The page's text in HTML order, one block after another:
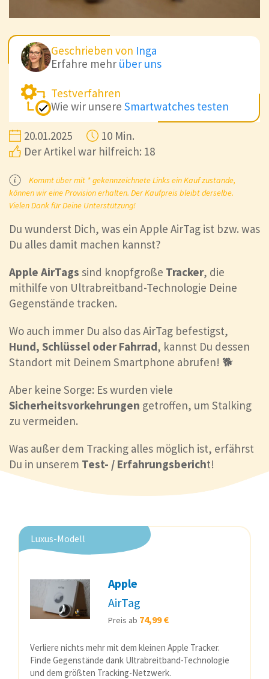
Geschrieben von Inga
Erfahre mehr über uns
Testverfahren
Wie wir unsere Smartwatches testen
20.01.2025
10 Min.
Der Artikel war hilfreich: 18
Kommt über mit * gekennzeichnete Links ein Kauf zustande,
können wir eine Provision erhalten. Der Kaufpreis bleibt derselbe.
Vielen Dank für Deine Unterstützung!
Du wunderst Dich, was ein Apple AirTag ist bzw. was
Du alles damit machen kannst?
Apple AirTags sind knopfgroße Tracker, die
mithilfe von Ultrabreitband-Technologie Deine
Gegenstände tracken.
Wo auch immer Du also das AirTag befestigst,
Hund, Schlüssel oder Fahrrad, kannst Du dessen
Standort mit Deinem Smartphone abrufen! 🐕
Aber keine Sorge: Es wurden viele
Sicherheitsvorkehrungen getroffen, um Stalking
zu vermeiden.
Was außer dem Tracking alles möglich ist, erfährst
Du in unserem Test- / Erfahrungsbericht!
Luxus-Modell
Apple
AirTag
Preis ab 74,99 €
Verliere nichts mehr mit dem kleinen Apple Tracker.
Finde Gegenstände dank Ultrabreitband-Technologie
und dem größten Tracking-Netzwerk.